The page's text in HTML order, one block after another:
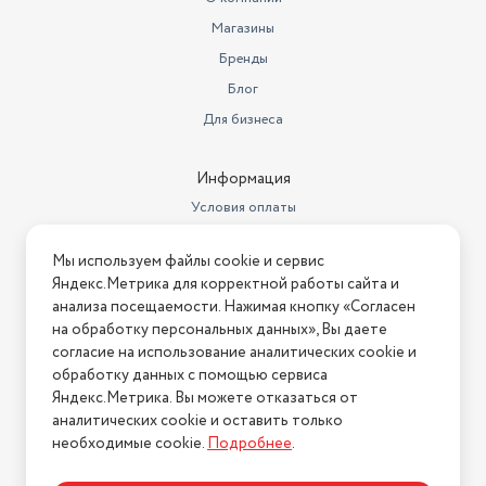
61 дБ
Максимальное время отсрочки
9 часов
Комплектация
стиральная машина, инструкция
Максимальная скорость
отжима
1000
Установка
отдельно стоящая
Вес с учетом упаковки
61000
Размеры, мм (ШхГхВ)
595х425х850
Магазины
Бренды
Блог
Для бизнеса
Информация
Условия оплаты
Условия возврата
Нашли ошибку на сайте? Напишите нам
2026 © Интернет-магазин "АстМаркет". У нас есть всё!
Политика конфиденциальности
Мы используем файлы cookie и сервис
Яндекс.Метрика для корректной работы сайта и
анализа посещаемости. Нажимая кнопку «Согласен
на обработку персональных данных», Вы даете
согласие на использование аналитических cookie и
обработку данных с помощью сервиса
Яндекс.Метрика. Вы можете отказаться от
аналитических cookie и оставить только
необходимые cookie.Подробнее.